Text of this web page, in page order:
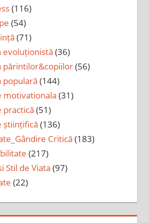
(116)
(54)
(71)
evoluționistă (36)
părintilor&copiilor(56)
populară (144)
motivationala (31)
practică (51)
științifică (136)
Critică (183)
(217)
Stil de Viata (97)
(22)